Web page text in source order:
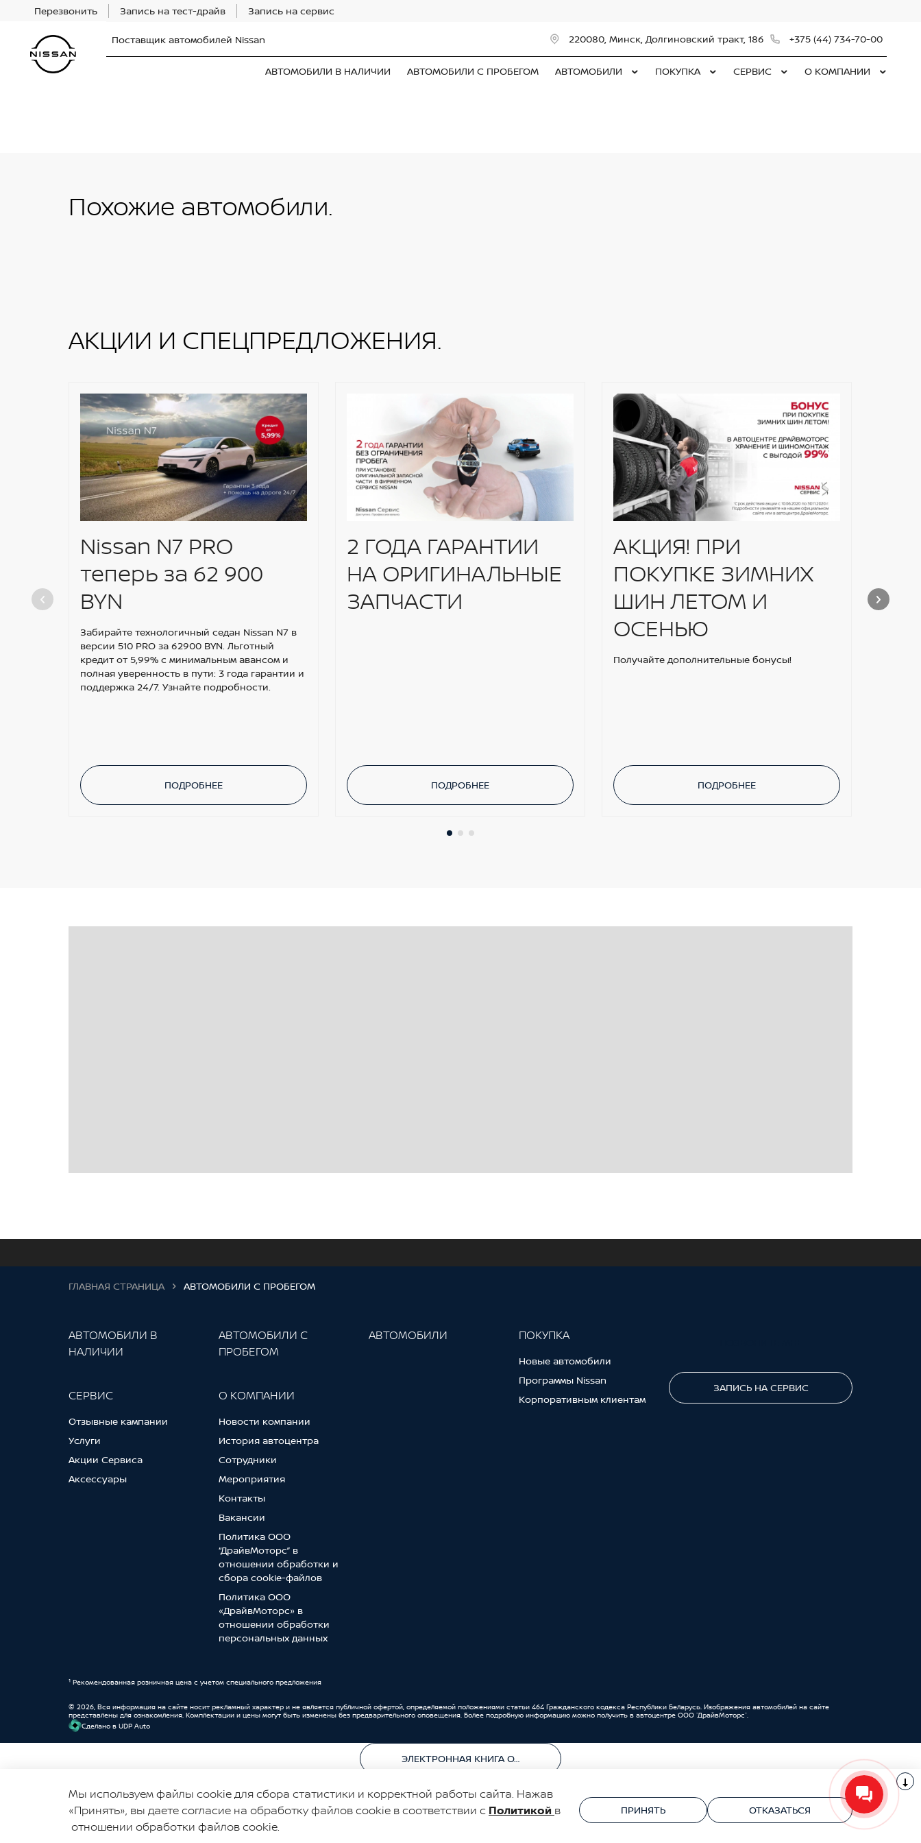
Перезвонить Запись на тест-драйв Запись на сервис
Поставщик автомобилей Nissan 220080, Минск, Долгиновский тракт, 186 +375 (44) 734-70-00
АВТОМОБИЛИ В НАЛИЧИИ АВТОМОБИЛИ С ПРОБЕГОМ АВТОМОБИЛИ ПОКУПКА СЕРВИС О КОМПАНИИ
Похожие автомобили.
АКЦИИ И СПЕЦПРЕДЛОЖЕНИЯ.
Nissan N7 PRO
теперь за 62 900
BYN
Забирайте технологичный седан Nissan N7 в
версии 510 PRO за 62900 BYN. Льготный
кредит от 5,99% с минимальным авансом и
полная уверенность в пути: 3 года гарантии и
поддержка 24/7. Узнайте подробности.
ПОДРОБНЕЕ
2 ГОДА ГАРАНТИИ
НА ОРИГИНАЛЬНЫЕ
ЗАПЧАСТИ
ПОДРОБНЕЕ
АКЦИЯ! ПРИ
ПОКУПКЕ ЗИМНИХ
ШИН ЛЕТОМ И
ОСЕНЬЮ
Получайте дополнительные бонусы!
ПОДРОБНЕЕ
ГЛАВНАЯ СТРАНИЦА АВТОМОБИЛИ С ПРОБЕГОМ
АВТОМОБИЛИ В
НАЛИЧИИ
СЕРВИС
Отзывные кампании
Услуги
Акции Сервиса
Аксессуары
АВТОМОБИЛИ С
ПРОБЕГОМ
О КОМПАНИИ
Новости компании
История автоцентра
Сотрудники
Мероприятия
Контакты
Вакансии
Политика ООО
“ДрайвМоторс” в
отношении обработки и
сбора cookie-файлов
Политика ООО
«ДрайвМоторс» в
отношении обработки
персональных данных
АВТОМОБИЛИ ПОКУПКА
Новые автомобили
Программы Nissan
Корпоративным клиентам
ЗАПИСЬ НА СЕРВИС
¹ Рекомендованная розничная цена с учетом специального предложения
© 2026, Вся информация на сайте носит рекламный характер и не является публичной офертой, определяемой положениями статьи 464 Гражданского кодекса Республики Беларусь. Изображения автомобилей на сайте
представлены для ознакомления. Комплектации и цены могут быть изменены без предварительного оповещения. Более подробную информацию можно получить в автоцентре ООО “ДрайвМоторс”.
Cделано в UDP Auto
ЭЛЕКТРОННАЯ КНИГА ОТЗЫВОВ
© 2026, УНП 191111259
ООО "ДрайвМоторс"
УНП 191111259 ООО "ДрайвМоторс"
Мы используем файлы cookie для сбора статистики и корректной работы сайта. Нажав
«Принять», вы даете согласие на обработку файлов cookie в соответствии с Политикой в
отношении обработки файлов cookie.
ПРИНЯТЬ ОТКАЗАТЬСЯ